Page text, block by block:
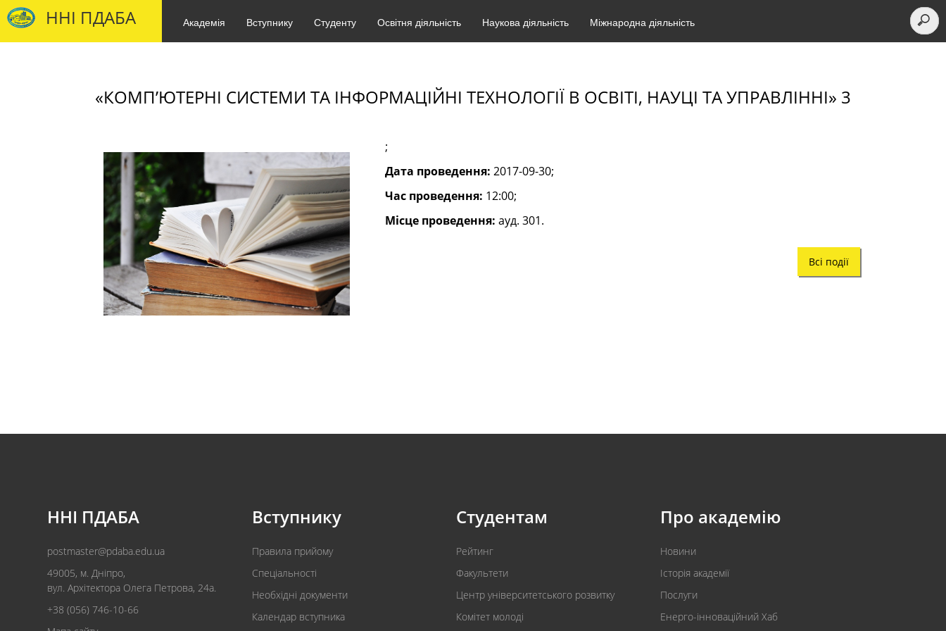
ННІ ПДАБА Академія Вступнику Студенту Освітня діяльність Наукова діяльність Міжнародна діяльність
«КОМП’ЮТЕРНІ СИСТЕМИ ТА ІНФОРМАЦІЙНІ ТЕХНОЛОГІЇ В ОСВІТІ, НАУЦІ ТА УПРАВЛІННІ» 3
;
Дата проведення: 2017-09-30;
Час проведення: 12:00;
Місце проведення: ауд. 301.
Всі події
ННІ ПДАБА
postmaster@pdaba.edu.ua
49005, м. Дніпро,
вул. Архітектора Олега Петрова, 24а.
+38 (056) 746-10-66
Вступнику
Правила прийому
Спеціальності
Необхідні документи
Календар вступника
Студентам
Рейтинг
Факультети
Центр університетського розвитку
Комітет молоді
Про академію
Новини
Історія академії
Послуги
Енерго-інноваційний Хаб